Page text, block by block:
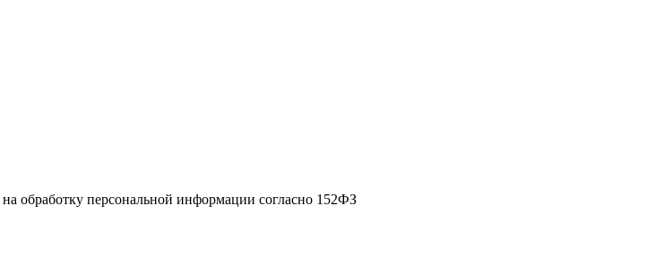
на обработку персональной информации согласно 152ФЗ